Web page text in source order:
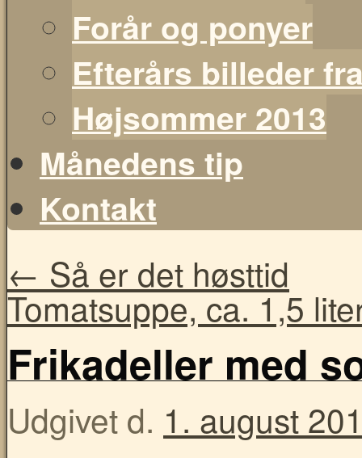
Forår og ponyer
Efterårs billeder
Højsommer 2013
Månedens tip
Kontakt
← Så er det høsttid
Tomatsuppe, ca. 1,5
Frikadeller med
Udgivet d. 1. august